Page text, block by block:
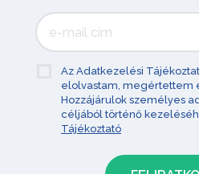
Az Adatkezelési
elolvastam, megértettem
Hozzájárulok személyes
céljából történő
Tájékoztató